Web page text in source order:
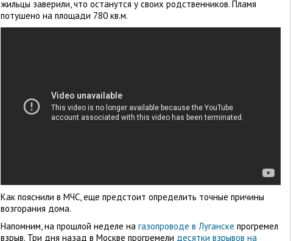
жильцы заверили, что останутся у своих родственников. Пламя
потушено на площади 780 кв.м.
Как пояснили в МЧС, еще предстоит определить точные причины
возгорания дома.
Напомним, на прошлой неделе на газопроводе в Луганске прогремел
взрыв. Три дня назад в Москве прогремели десятки взрывов на